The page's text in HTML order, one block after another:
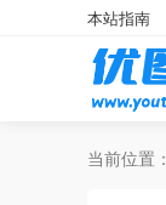
本站指南
当前位置：